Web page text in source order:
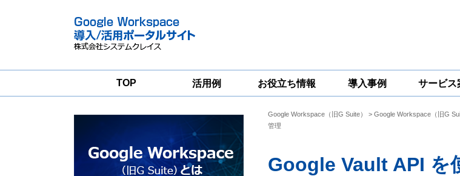
TOP 活用例 お役立ち情報
一問一答 コ
導入事例 サービス
支援サービス
グループウェア
移行支援
Google
Google
Google Workspace（旧G Suite） > Google Workspace（旧G
管理
Google Vault API を